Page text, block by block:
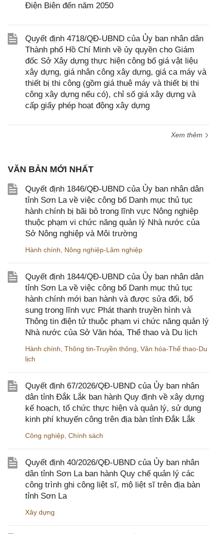
Điện Biên đến năm 2050
Quyết định 4718/QĐ-UBND của Ủy ban nhân dân
Thành phố Hồ Chí Minh về ủy quyền cho Giám
đốc Sở Xây dựng thực hiện công bố giá vật liệu
xây dựng, giá nhân công xây dựng, giá ca máy và
thiết bị thi công (gồm giá thuê máy và thiết bị thi
công xây dựng nếu có), chỉ số giá xây dựng và
cấp giấy phép hoạt động xây dựng
Xem thêm
VĂN BẢN MỚI NHẤT
Quyết định 1846/QĐ-UBND của Ủy ban nhân dân
tỉnh Sơn La về việc công bố Danh mục thủ tục
hành chính bị bãi bỏ trong lĩnh vực Nông nghiệp
thuộc phạm vi chức năng quản lý Nhà nước của
Sở Nông nghiệp và Môi trường
Hành chính Nông nghiệp-Lâm nghiệp
Quyết định 1844/QĐ-UBND của Ủy ban nhân dân
tỉnh Sơn La về việc công bố Danh mục thủ tục
hành chính mới ban hành và được sửa đổi, bổ
sung trong lĩnh vực Phát thanh truyền hình và
Thông tin điện tử thuộc phạm vi chức năng quản lý
Nhà nước của Sở Văn hóa, Thể thao và Du lịch
Hành chính Thông tin-Truyền thông Văn hóa-Thể thao-Du
lịch
Quyết định 67/2026/QĐ-UBND của Ủy ban nhân
dân tỉnh Đắk Lắk ban hành Quy định về xây dựng
kế hoạch, tổ chức thực hiện và quản lý, sử dụng
kinh phí khuyến công trên địa bàn tỉnh Đắk Lắk
Công nghiệp Chính sách
Quyết định 40/2026/QĐ-UBND của Ủy ban nhân
dân tỉnh Sơn La ban hành Quy chế quản lý các
công trình ghi công liệt sĩ, mộ liệt sĩ trên địa bàn
tỉnh Sơn La
Xây dựng